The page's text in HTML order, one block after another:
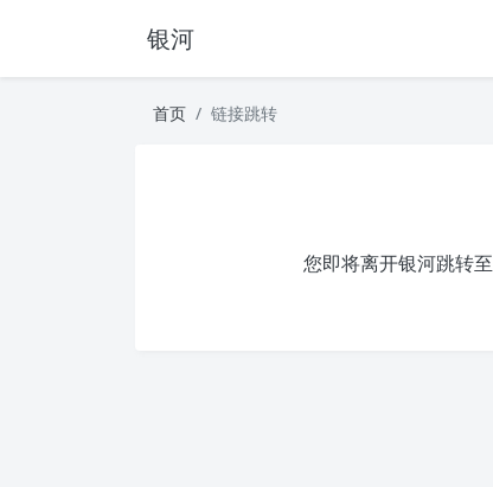
银河
首页 链接跳转
您即将离开银河跳转至